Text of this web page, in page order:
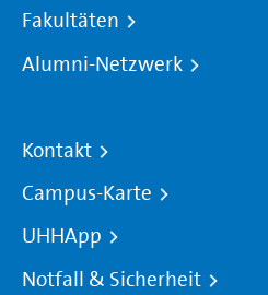
Fakultäten
Alumni-Netzwerk
Kontakt
Campus-Karte
UHHApp
Notfall & Sicherheit